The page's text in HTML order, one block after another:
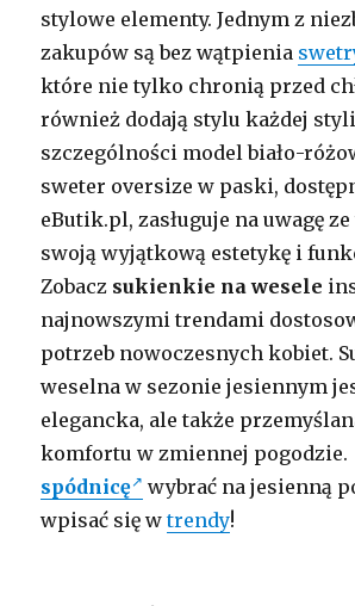
stylowe elementy. Jednym z
zakupów są bez wątpienia
które nie tylko chronią przed
również dodają stylu każdej
szczególności model biało-
sweter oversize w paski,
eButik.pl, zasługuje na uwagę
swoją wyjątkową estetykę i
Zobacz sukienkie na wesele
najnowszymi trendami
potrzeb nowoczesnych kobiet.
weselna w sezonie jesiennym
elegancka, ale także
komfortu w zmiennej pogodzie.
spódnicę
wybrać na jesienną
wpisać się wtrendy!